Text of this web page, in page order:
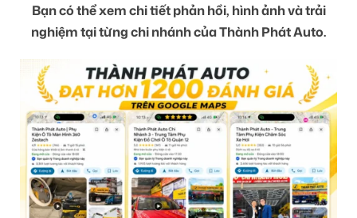
Bạn có thể xem chi tiết phản hồi, hình ảnh và trải
nghiệm tại từng chi nhánh của Thành Phát Auto.